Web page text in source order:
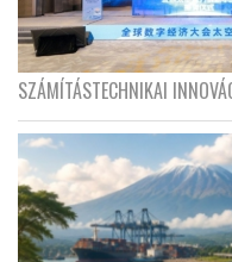
SZÁMÍTÁSTECHNIKAI